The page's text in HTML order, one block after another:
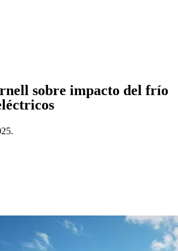
sobre impacto del frío
.